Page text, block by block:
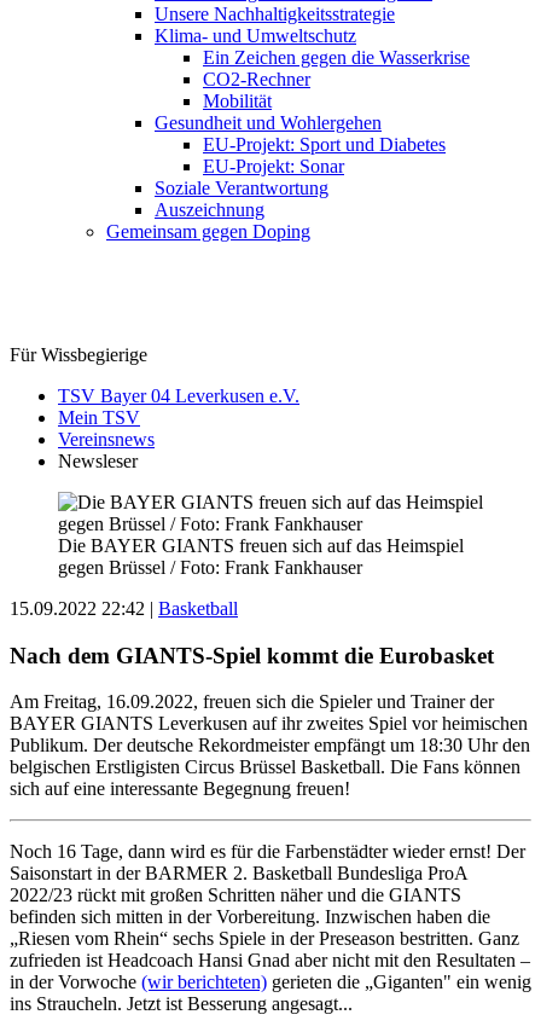
Unsere Nachhaltigkeitsstrategie
Klima- und Umweltschutz
Ein Zeichen gegen die Wasserkrise
CO2-Rechner
Mobilität
Gesundheit und Wohlergehen
EU-Projekt: Sport und Diabetes
EU-Projekt: Sonar
Soziale Verantwortung
Auszeichnung
Gemeinsam gegen Doping
Für Wissbegierige
TSV Bayer 04 Leverkusen e.V.
Mein TSV
Vereinsnews
Newsleser
Die BAYER GIANTS freuen sich auf das Heimspiel
gegen Brüssel / Foto: Frank Fankhauser
15.09.2022 22:42 | Basketball
Nach dem GIANTS-Spiel kommt die Eurobasket
Am Freitag, 16.09.2022, freuen sich die Spieler und Trainer der
BAYER GIANTS Leverkusen auf ihr zweites Spiel vor heimischen
Publikum. Der deutsche Rekordmeister empfängt um 18:30 Uhr den
belgischen Erstligisten Circus Brüssel Basketball. Die Fans können
sich auf eine interessante Begegnung freuen!
Noch 16 Tage, dann wird es für die Farbenstädter wieder ernst! Der
Saisonstart in der BARMER 2. Basketball Bundesliga ProA
2022/23 rückt mit großen Schritten näher und die GIANTS
befinden sich mitten in der Vorbereitung. Inzwischen haben die
„Riesen vom Rhein“ sechs Spiele in der Preseason bestritten. Ganz
zufrieden ist Headcoach Hansi Gnad aber nicht mit den Resultaten –
in der Vorwoche (wir berichteten) gerieten die „Giganten" ein wenig
ins Straucheln. Jetzt ist Besserung angesagt...